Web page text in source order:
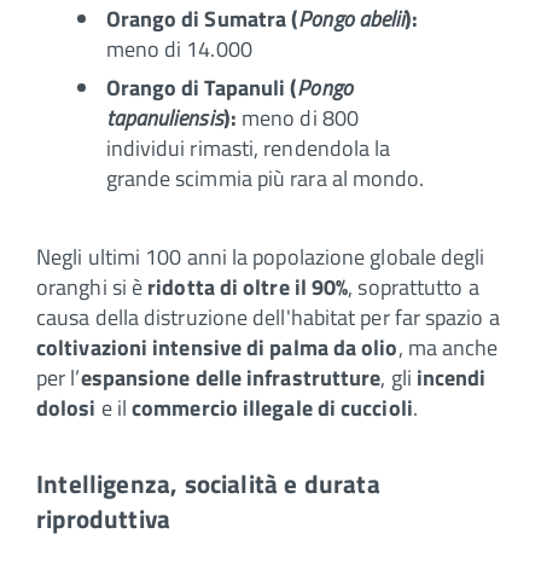
Orango di Sumatra (Pongo abelii):
meno di 14.000
Orango di Tapanuli (Pongo
tapanuliensis): meno di 800
individui rimasti, rendendola la
grande scimmia più rara al mondo.
Negli ultimi 100 anni la popolazione globale degli
oranghi si èridotta di oltre il 90%, soprattutto a
causa della distruzione dell'habitat per far spazio a
coltivazioni intensive di palma da olio, ma anche
per l’espansione delle infrastrutture, gli incendi
dolosi e ilcommercio illegale di cuccioli.
Intelligenza, socialità e durata
riproduttiva